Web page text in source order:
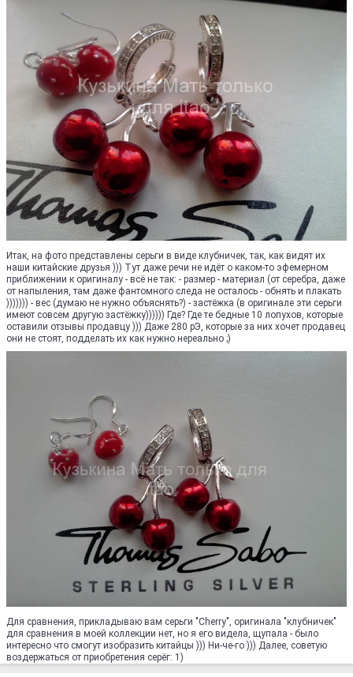
Итак, на фото представлены серьги в виде клубничек, так, как видят их
наши китайские друзья ))) Тут даже речи не идёт о каком-то эфемерном
приближении к оригиналу - всё не так: - размер - материал (от серебра, даже
от напыления, там даже фантомного следа не осталось - обнять и плакать
))))))) - вес (думаю не нужно объяснять?) - застёжка (в оригинале эти серьги
имеют совсем другую застёжку)))))) Где? Где те бедные 10 лопухов, которые
оставили отзывы продавцу ))) Даже 280 рЭ, которые за них хочет продавец
они не стоят, подделать их как нужно нереально ;)
Для сравнения, прикладываю вам серьги "Cherry", оригинала "клубничек"
для сравнения в моей коллекции нет, но я его видела, щупала - было
интересно что смогут изобразить китайцы ))) Ни-че-го ))) Далее, советую
воздержаться от приобретения серёг: 1)